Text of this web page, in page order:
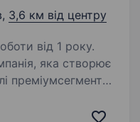
3,6 км від центру
від 1 року.
яка створює
преміумсегмента.
Працюємо